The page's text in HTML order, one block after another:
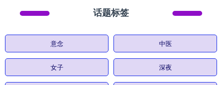
话题标签
意念 中医
女子 深夜